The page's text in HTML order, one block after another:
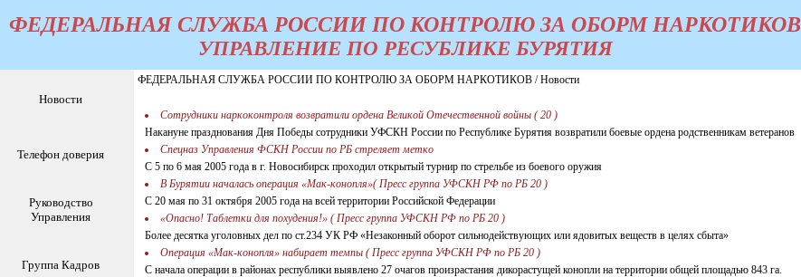
ФЕДЕРАЛЬНАЯ СЛУЖБА РОССИИ ПО КОНТРОЛЮ ЗА ОБОРМ НАРКОТИКОВ
УПРАВЛЕНИЕ ПО РЕСУБЛИКЕ БУРЯТИЯ
Новости
Телефон доверия
Руководство
Управления
Группа Кадров
ФЕДЕРАЛЬНАЯ СЛУЖБА РОССИИ ПО КОНТРОЛЮ ЗА ОБОРМ НАРКОТИКОВ / Новости
Сотрудники наркоконтроля возвратили ордена Великой Отечественной войны ( 20 )
Накануне празднования Дня Победы сотрудники УФСКН России по Республике Бурятия возвратили боевые ордена родственникам ветеранов
Спецназ Управления ФСКН России по РБ стреляет метко
С 5 по 6 мая 2005 года в г. Новосибирск проходил открытый турнир по стрельбе из боевого оружия
В Бурятии началась операция «Мак-конопля»( Пресс группа УФСКН РФ по РБ 20 )
С 20 мая по 31 октября 2005 года на всей территории Российской Федерации
«Опасно! Таблетки для похудения!» ( Пресс группа УФСКН РФ по РБ 20 )
Более десятка уголовных дел по ст.234 УК РФ «Незаконный оборот сильнодействующих или ядовитых веществ в целях сбыта»
Операция «Мак-конопля» набирает темпы ( Пресс группа УФСКН РФ по РБ 20 )
С начала операции в районах республики выявлено 27 очагов произрастания дикорастущей конопли на территории общей площадью 843 га.